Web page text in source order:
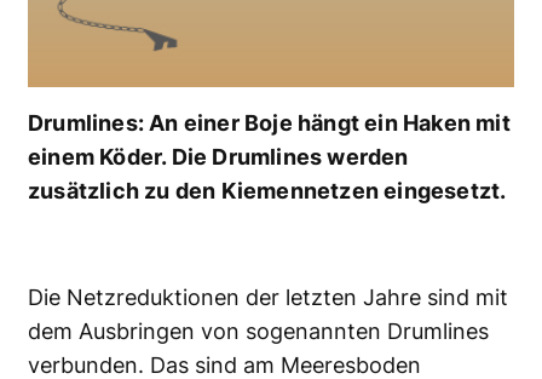
Drumlines: An einer Boje hängt ein Haken mit
einem Köder. Die Drumlines werden
zusätzlich zu den Kiemennetzen eingesetzt.
Die Netzreduktionen der letzten Jahre sind mit
dem Ausbringen von sogenannten Drumlines
verbunden. Das sind am Meeresboden